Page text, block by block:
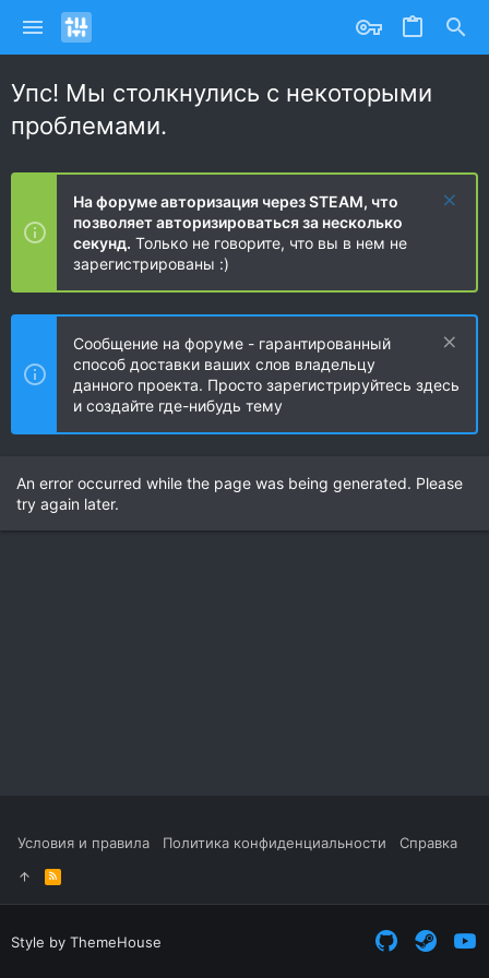
Упс! Мы столкнулись с некоторыми
проблемами.
На форуме авторизация через STEAM, что
позволяет авторизироваться за несколько
секунд. Только не говорите, что вы в нем не
зарегистрированы :)
Сообщение на форуме - гарантированный
способ доставки ваших слов владельцу
данного проекта. Просто зарегистрируйтесь здесь
и создайте где-нибудь тему
An error occurred while the page was being generated. Please
try again later.
Условия и правила Политика конфиденциальности Справка
R
S
S
Style by ThemeHouse